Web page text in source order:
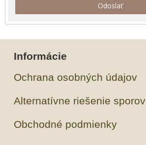
Odoslať
Informácie
Ochrana osobných údajov
Alternatívne riešenie sporov
Obchodné podmienky